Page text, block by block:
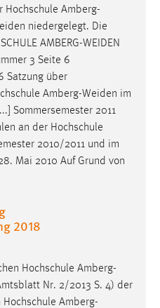
Hochschule Amberg-
niedergelegt. Die
AMBERG-WEIDEN
3 Seite 6
6 Satzung über
Amberg-Weiden im
Sommersemester 2011
an der Hochschule
2010/2011 und im
Mai 2010 Auf Grund von
2018
Hochschule Amberg-
Nr. 2/2013 S. 4) der
Hochschule Amberg-